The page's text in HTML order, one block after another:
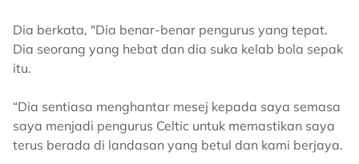
Dia berkata, "Dia benar-benar pengurus yang tepat.
Dia seorang yang hebat dan dia suka kelab bola sepak
itu.
“Dia sentiasa menghantar mesej kepada saya semasa
saya menjadi pengurus Celtic untuk memastikan saya
terus berada di landasan yang betul dan kami berjaya.